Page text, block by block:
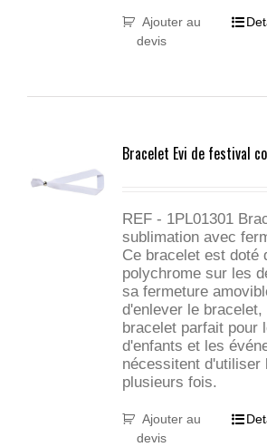
Ajouter au
devis
Bracelet Evi de festival
REF - 1PL01301
sublimation avec
Ce bracelet est doté
polychrome sur les
sa fermeture
d'enlever le
bracelet parfait pour
d'enfants et les
nécessitent d'utiliser
plusieurs fois.
Ajouter au
devis